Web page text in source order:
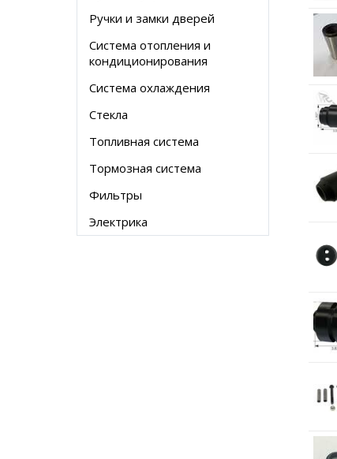
Ручки и замки дверей
Система отопления и
кондиционирования
Система охлаждения
Стекла
Топливная система
Тормозная система
Фильтры
Электрика